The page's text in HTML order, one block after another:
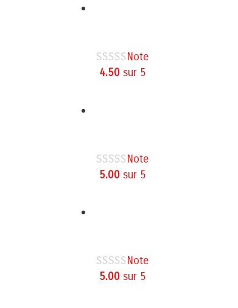
Note
4.50sur 5
Note
5.00sur 5
Note
5.00sur 5